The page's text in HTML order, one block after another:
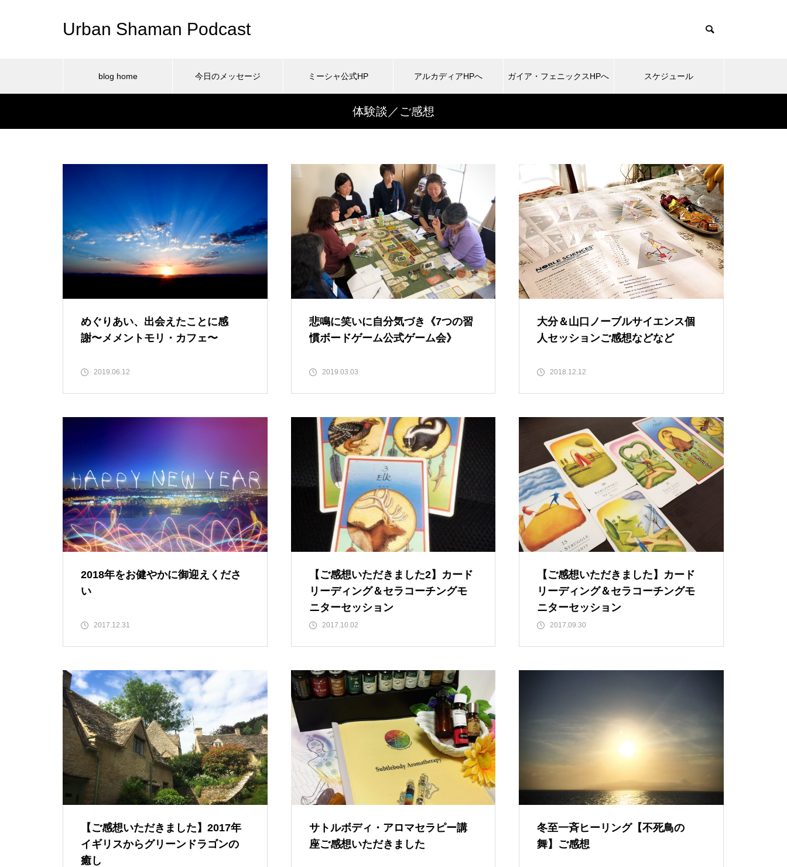
Urban Shaman Podcast
blog home 今日のメッセージ ミーシャ公式HP アルカディアHPへ ガイア・フェニックスHPへ スケジュール
体験談／ご感想
めぐりあい、出会えたことに感
謝〜メメントモリ・カフェ〜
2019.06.12
悲鳴に笑いに自分気づき《7つの習
慣ボードゲーム公式ゲーム会》
2019.03.03
大分＆山口ノーブルサイエンス個
人セッションご感想などなど
2018.12.12
2018年をお健やかに御迎えくださ
い
2017.12.31
【ご感想いただきました2】カード
リーディング＆セラコーチングモ
ニターセッション
2017.10.02
【ご感想いただきました】カード
リーディング＆セラコーチングモ
ニターセッション
2017.09.30
【ご感想いただきました】2017年
イギリスからグリーンドラゴンの
癒し
サトルボディ・アロマセラピー講
座ご感想いただきました
冬至一斉ヒーリング【不死鳥の
舞】ご感想